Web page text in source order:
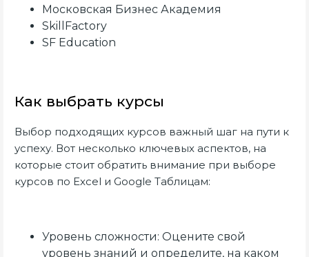
Московская Бизнес Академия
SkillFactory
SF Education
Как выбрать курсы
Выбор подходящих курсов важный шаг на пути к
успеху. Вот несколько ключевых аспектов, на
которые стоит обратить внимание при выборе
курсов по Excel и Google Таблицам:
Уровень сложности: Оцените свой
уровень знаний и определите, на каком